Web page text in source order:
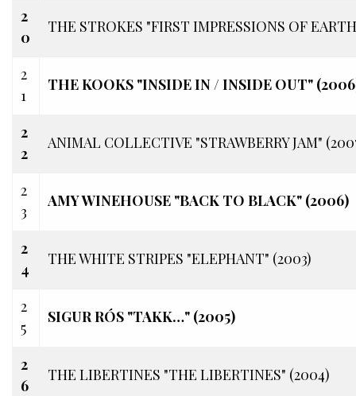
2
0
THE STROKES "FIRST IMPRESSIONS OF
2
1
THE KOOKS "INSIDE IN / INSIDE OUT"
2
2
ANIMAL COLLECTIVE "STRAWBERRY JAM"
2
3
AMY WINEHOUSE "BACK TO BLACK" (2006)
2
4
THE WHITE STRIPES "ELEPHANT" (2003)
2
5
SIGUR RÓS "TAKK…" (2005)
2
6
THE LIBERTINES "THE LIBERTINES" (2004)